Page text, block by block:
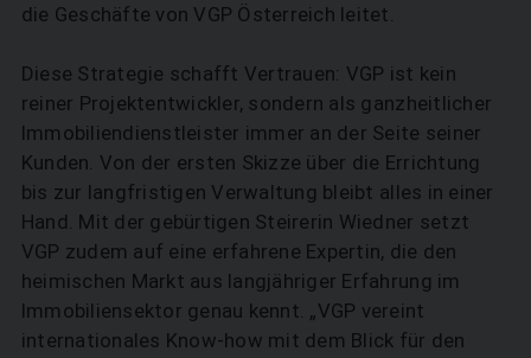
die Geschäfte von VGP Österreich leitet.
Diese Strategie schafft Vertrauen: VGP ist kein
reiner Projektentwickler, sondern als ganzheitlicher
Immobiliendienstleister immer an der Seite seiner
Kunden. Von der ersten Skizze über die Errichtung
bis zur langfristigen Verwaltung bleibt alles in einer
Hand. Mit der gebürtigen Steirerin Wiedner setzt
VGP zudem auf eine erfahrene Expertin, die den
heimischen Markt aus langjähriger Erfahrung im
Immobiliensektor genau kennt. „VGP vereint
internationales Know-how mit dem Blick für den